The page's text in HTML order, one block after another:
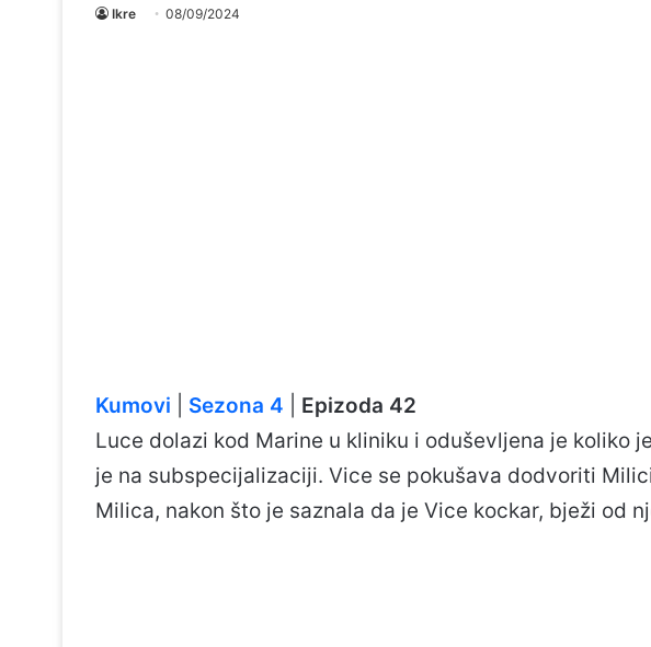
Ikre 08/09/2024
Kumovi Sezona 4
Epizoda 42
Luce dolazi kod Marine u kliniku i oduševljena je koliko
je na subspecijalizaciji. Vice se pokušava dodvoriti
Milica, nakon što je saznala da je Vice kockar, bježi od